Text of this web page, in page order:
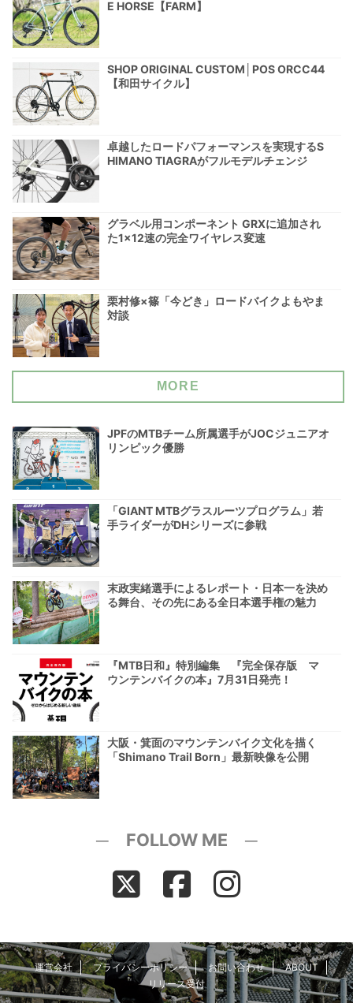
E HORSE【FARM】
SHOP ORIGINAL CUSTOM│POS ORCC44
【和田サイクル】
卓越したロードパフォーマンスを実現するS
HIMANO TIAGRAがフルモデルチェンジ
グラベル用コンポーネント GRXに追加され
た1×12速の完全ワイヤレス変速
栗村修×篠「今どき」ロードバイクよもやま
対談
MORE
JPFのMTBチーム所属選手がJOCジュニアオ
リンピック優勝
「GIANT MTBグラスルーツプログラム」若
手ライダーがDHシリーズに参戦
末政実緒選手によるレポート・日本一を決め
る舞台、その先にある全日本選手権の魅力
『MTB日和』特別編集 『完全保存版 マ
ウンテンバイクの本』7月31日発売！
大阪・箕面のマウンテンバイク文化を描く
「Shimano Trail Born」最新映像を公開
─ FOLLOW ME ─
運営会社 プライバシーポリシー お問い合わせ
ABOUT
リリース受付